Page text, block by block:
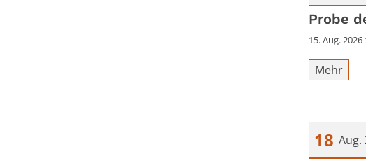
Datum:
Probe
15. Aug. 2026
Mehr
18 Aug.